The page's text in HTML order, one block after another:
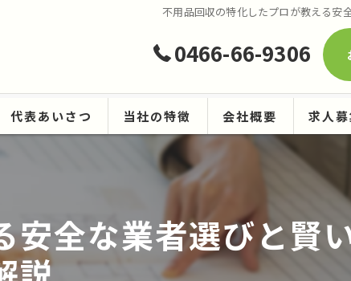
不用品回収の特化したプロが教える安
0466-66-9306
代表あいさつ 当社の特徴
ハウスクリーニング
生前整理
会社概要 求人募
全な業者選びと賢